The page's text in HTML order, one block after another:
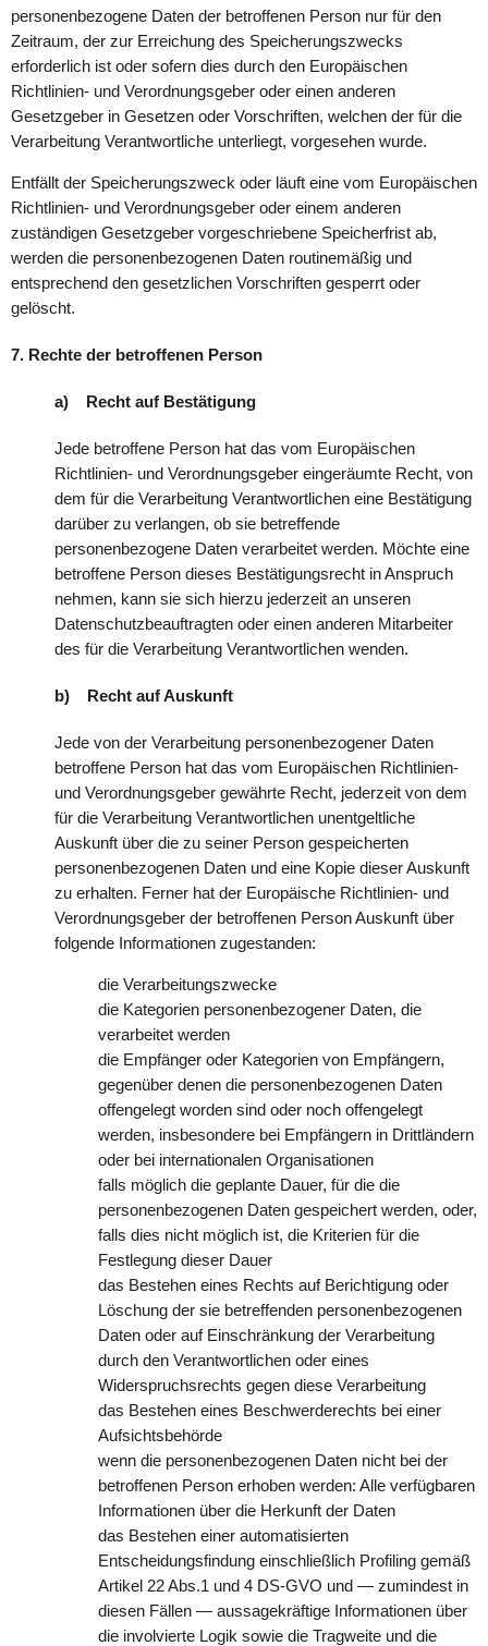
personenbezogene Daten der betroffenen Person nur für den
Zeitraum, der zur Erreichung des Speicherungszwecks
erforderlich ist oder sofern dies durch den Europäischen
Richtlinien- und Verordnungsgeber oder einen anderen
Gesetzgeber in Gesetzen oder Vorschriften, welchen der für die
Verarbeitung Verantwortliche unterliegt, vorgesehen wurde.
Entfällt der Speicherungszweck oder läuft eine vom Europäischen
Richtlinien- und Verordnungsgeber oder einem anderen
zuständigen Gesetzgeber vorgeschriebene Speicherfrist ab,
werden die personenbezogenen Daten routinemäßig und
entsprechend den gesetzlichen Vorschriften gesperrt oder
gelöscht.
7. Rechte der betroffenen Person
a) Recht auf Bestätigung
Jede betroffene Person hat das vom Europäischen
Richtlinien- und Verordnungsgeber eingeräumte Recht, von
dem für die Verarbeitung Verantwortlichen eine Bestätigung
darüber zu verlangen, ob sie betreffende
personenbezogene Daten verarbeitet werden. Möchte eine
betroffene Person dieses Bestätigungsrecht in Anspruch
nehmen, kann sie sich hierzu jederzeit an unseren
Datenschutzbeauftragten oder einen anderen Mitarbeiter
des für die Verarbeitung Verantwortlichen wenden.
b) Recht auf Auskunft
Jede von der Verarbeitung personenbezogener Daten
betroffene Person hat das vom Europäischen Richtlinien-
und Verordnungsgeber gewährte Recht, jederzeit von dem
für die Verarbeitung Verantwortlichen unentgeltliche
Auskunft über die zu seiner Person gespeicherten
personenbezogenen Daten und eine Kopie dieser Auskunft
zu erhalten. Ferner hat der Europäische Richtlinien- und
Verordnungsgeber der betroffenen Person Auskunft über
folgende Informationen zugestanden:
die Verarbeitungszwecke
die Kategorien personenbezogener Daten, die
verarbeitet werden
die Empfänger oder Kategorien von Empfängern,
gegenüber denen die personenbezogenen Daten
offengelegt worden sind oder noch offengelegt
werden, insbesondere bei Empfängern in Drittländern
oder bei internationalen Organisationen
falls möglich die geplante Dauer, für die die
personenbezogenen Daten gespeichert werden, oder,
falls dies nicht möglich ist, die Kriterien für die
Festlegung dieser Dauer
das Bestehen eines Rechts auf Berichtigung oder
Löschung der sie betreffenden personenbezogenen
Daten oder auf Einschränkung der Verarbeitung
durch den Verantwortlichen oder eines
Widerspruchsrechts gegen diese Verarbeitung
das Bestehen eines Beschwerderechts bei einer
Aufsichtsbehörde
wenn die personenbezogenen Daten nicht bei der
betroffenen Person erhoben werden: Alle verfügbaren
Informationen über die Herkunft der Daten
das Bestehen einer automatisierten
Entscheidungsfindung einschließlich Profiling gemäß
Artikel 22 Abs.1 und 4 DS-GVO und — zumindest in
diesen Fällen — aussagekräftige Informationen über
die involvierte Logik sowie die Tragweite und die